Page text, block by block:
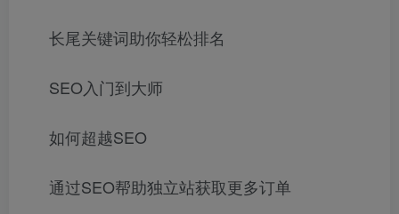
长尾关键词助你轻松排名
SEO入门到大师
如何超越SEO
通过SEO帮助独立站获取更多订单